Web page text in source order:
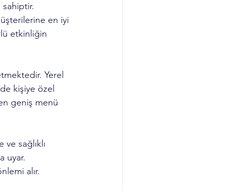
en iyi
etkinliğin
Yerel
kişiye özel
geniş menü
sağlıklı
uyar.
alır.